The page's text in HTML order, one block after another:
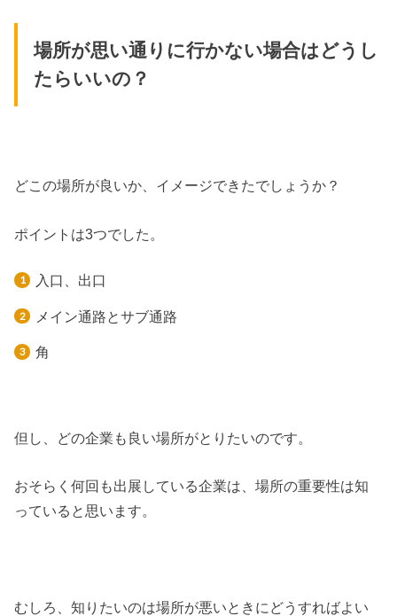
場所が思い通りに行かない場合はどうし
たらいいの？
どこの場所が良いか、イメージできたでしょうか？
ポイントは3つでした。
入口、出口
メイン通路とサブ通路
角
但し、どの企業も良い場所がとりたいのです。
おそらく何回も出展している企業は、場所の重要性は知
っていると思います。
むしろ、知りたいのは場所が悪いときにどうすればよい